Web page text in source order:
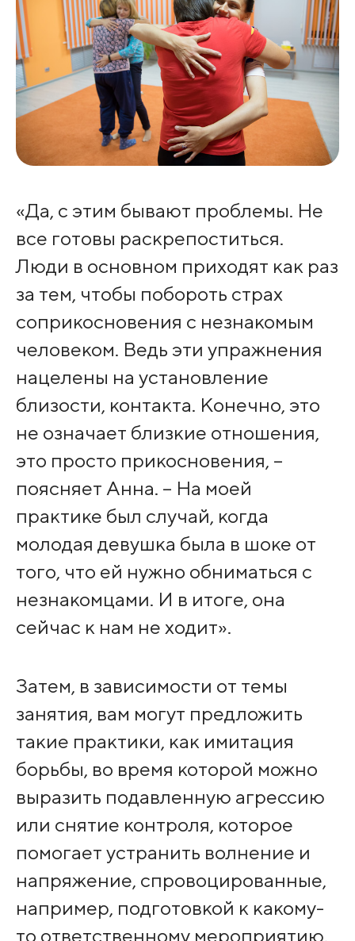
«Да, с этим бывают проблемы. Не
все готовы раскрепоститься.
Люди в основном приходят как раз
за тем, чтобы побороть страх
соприкосновения с незнакомым
человеком. Ведь эти упражнения
нацелены на установление
близости, контакта. Конечно, это
не означает близкие отношения,
это просто прикосновения, –
поясняет Анна. – На моей
практике был случай, когда
молодая девушка была в шоке от
того, что ей нужно обниматься с
незнакомцами. И в итоге, она
сейчас к нам не ходит».
Затем, в зависимости от темы
занятия, вам могут предложить
такие практики, как имитация
борьбы, во время которой можно
выразить подавленную агрессию
или снятие контроля, которое
помогает устранить волнение и
напряжение, спровоцированные,
например, подготовкой к какому-
то ответственному мероприятию.